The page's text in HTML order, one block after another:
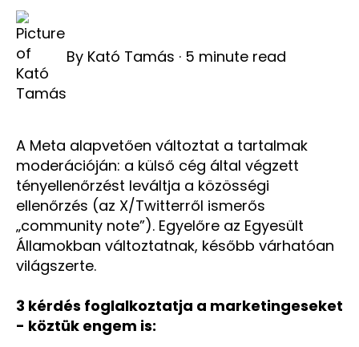
By Kató Tamás · 5 minute read
A Meta alapvetően változtat a tartalmak
moderációján: a külső cég által végzett
tényellenőrzést leváltja a közösségi
ellenőrzés (az X/Twitterről ismerős
„community note”). Egyelőre az Egyesült
Államokban változtatnak, később várhatóan
világszerte.
3 kérdés foglalkoztatja a marketingeseket
- köztük engem is: